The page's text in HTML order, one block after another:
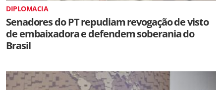
DIPLOMACIA
Senadores do PT repudiam revogação de visto
de embaixadora e defendem soberania do
Brasil